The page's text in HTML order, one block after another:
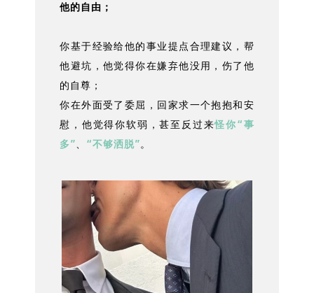
他的自由；
你基于经验给他的事业提点合理建议，帮
他避坑，他觉得你在嫌弃他没用，伤了他
的自尊；
你在外面受了委屈，回家求一个抱抱和安
慰，他觉得你软弱，甚至反过来怪你“事
多”、 “不够洒脱”。